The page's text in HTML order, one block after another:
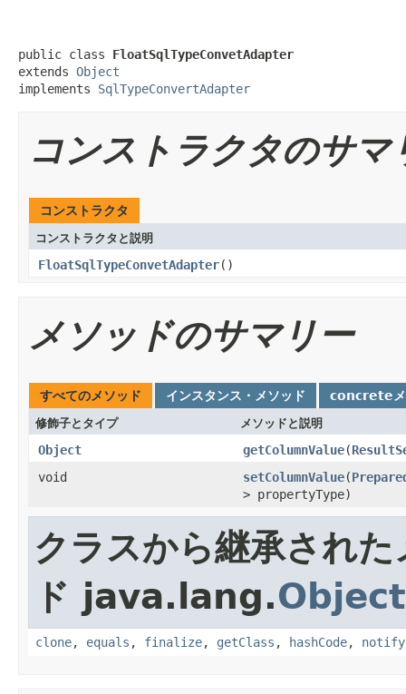
public class FloatSqlTypeConvetAdapter
extends Object
implements SqlTypeConvertAdapter
コンストラクタのサマ
コンストラクタ
コンストラクタと説明
FloatSqlTypeConvetAdapter()
メソッドのサマリー
すべてのメソッド インスタンス・メソッド concreteメ
修飾子とタイプ メソッドと説明
Object getColumnValue(
void
setColumnValue(
> propertyType)
クラスから継承された
ド java.lang.Object
clone, equals , finalize, getClass , hashCode, notify